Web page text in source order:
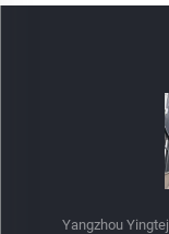
Yangzhou